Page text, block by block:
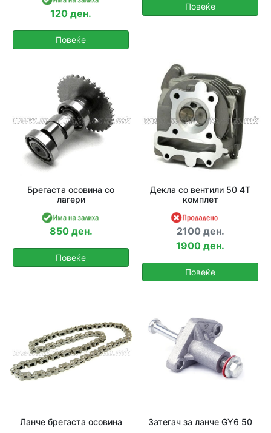
120 ден.
Повеќе
Повеќе
Брегаста осовина со
лагери
850 ден.
Повеќе
Декла со вентили 50 4T
комплет
2100 ден.
1900 ден.
Повеќе
Ланче брегаста осовина Затегач за ланче GY6 50